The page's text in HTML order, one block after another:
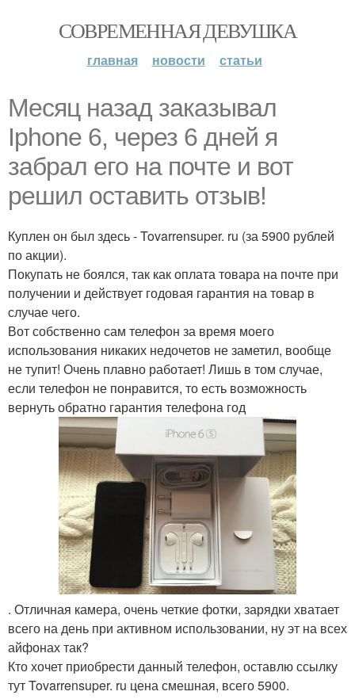
СОВРЕМЕННАЯ ДЕВУШКА
главная новости статьи
Месяц назад заказывал
Iphone 6, через 6 дней я
забрал его на почте и вот
решил оставить отзыв!
Куплен он был здесь - Tovarrensuper. ru (за 5900 рублей
по акции).
Покупать не боялся, так как оплата товара на почте при
получении и действует годовая гарантия на товар в
случае чего.
Вот собственно сам телефон за время моего
использования никаких недочетов не заметил, вообще
не тупит! Очень плавно работает! Лишь в том случае,
если телефон не понравится, то есть возможность
вернуть обратно гарантия телефона год
. Отличная камера, очень четкие фотки, зарядки хватает
всего на день при активном использовании, ну эт на всех
айфонах так?
Кто хочет приобрести данный телефон, оставлю ссылку
тут Tovarrensuper. ru цена смешная, всего 5900.